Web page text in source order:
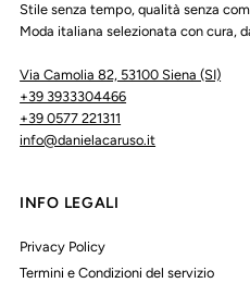
Stile senza tempo, qualità senza
Moda italiana selezionata con cura,
Via Camolia 82, 53100 Siena (SI)
+39 3933304466
+39 0577 221311
info@danielacaruso.it
INFO LEGALI
Privacy Policy
Termini e Condizioni del servizio